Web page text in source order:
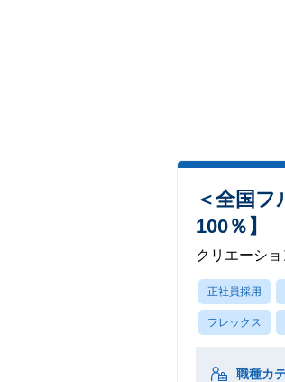
＜全国
100％】
クリエーシ
正社員採用
フレックス
職種カ